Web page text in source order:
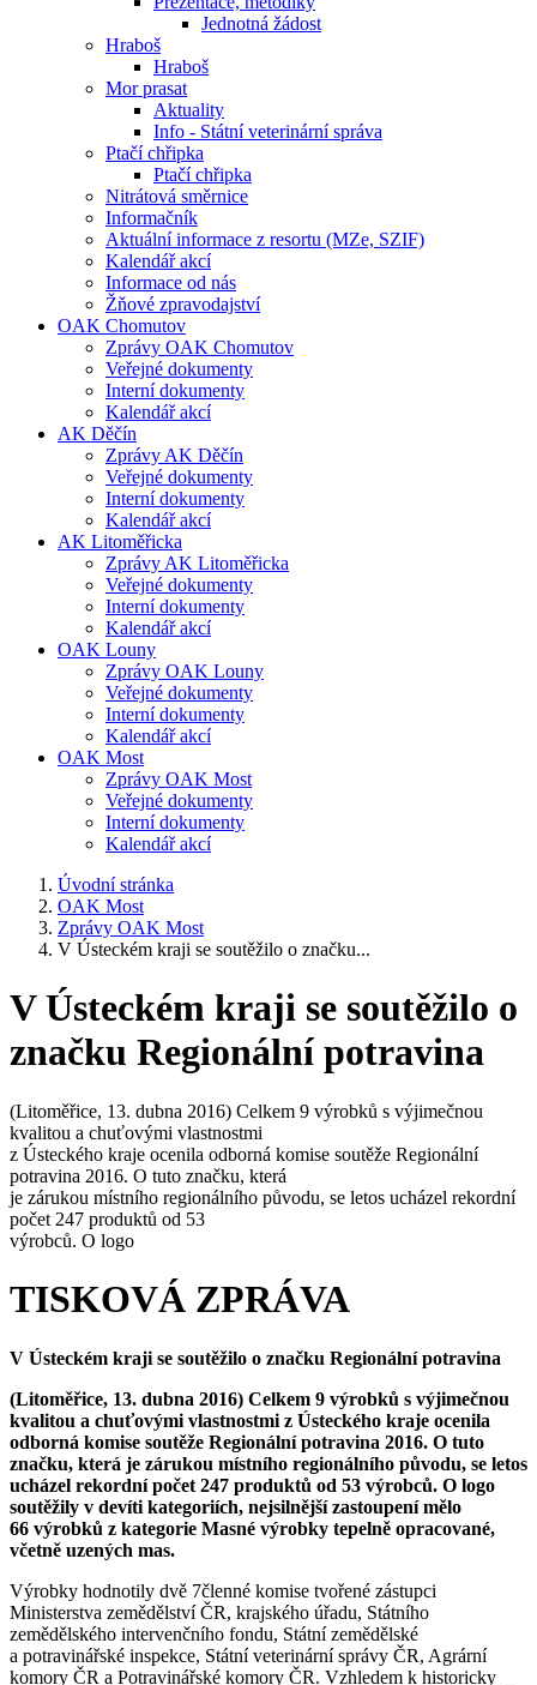
Jednotná žádost
Hraboš
Hraboš
Mor prasat
Aktuality
Info - Státní veterinární správa
Ptačí chřipka
Ptačí chřipka
Nitrátová směrnice
Informačník
Aktuální informace z resortu (MZe, SZIF)
Kalendář akcí
Informace od nás
Žňové zpravodajství
OAK Chomutov
Zprávy OAK Chomutov
Veřejné dokumenty
Interní dokumenty
Kalendář akcí
AK Děčín
Zprávy AK Děčín
Veřejné dokumenty
Interní dokumenty
Kalendář akcí
AK Litoměřicka
Zprávy AK Litoměřicka
Veřejné dokumenty
Interní dokumenty
Kalendář akcí
OAK Louny
Zprávy OAK Louny
Veřejné dokumenty
Interní dokumenty
Kalendář akcí
OAK Most
Zprávy OAK Most
Veřejné dokumenty
Interní dokumenty
Kalendář akcí
Úvodní stránka
OAK Most
Zprávy OAK Most
V Ústeckém kraji se soutěžilo o značku...
V Ústeckém kraji se soutěžilo o
značku Regionální potravina
(Litoměřice, 13. dubna 2016) Celkem 9 výrobků s výjimečnou
kvalitou a chuťovými vlastnostmi
z Ústeckého kraje ocenila odborná komise soutěže Regionální
potravina 2016. O tuto značku, která
je zárukou místního regionálního původu, se letos ucházel rekordní
počet 247 produktů od 53
výrobců. O logo
TISKOVÁ ZPRÁVA
V Ústeckém kraji se soutěžilo o značku Regionální potravina
(Litoměřice, 13. dubna 2016) Celkem 9 výrobků s výjimečnou
kvalitou a chuťovými vlastnostmi z Ústeckého kraje ocenila
odborná komise soutěže Regionální potravina 2016. O tuto
značku, která je zárukou místního regionálního původu, se letos
ucházel rekordní počet 247 produktů od 53 výrobců. O logo
soutěžily v devíti kategoriích, nejsilnější zastoupení mělo
66 výrobků z kategorie Masné výrobky tepelně opracované,
včetně uzených mas.
Výrobky hodnotily dvě 7členné komise tvořené zástupci
Ministerstva zemědělství ČR, krajského úřadu, Státního
zemědělského intervenčního fondu, Státní zemědělské
a potravinářské inspekce, Státní veterinární správy ČR, Agrární
komory ČR a Potravinářské komory ČR. Vzhledem k historicky